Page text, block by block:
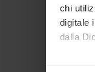
chi
digitale
dalla
Con il